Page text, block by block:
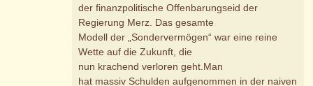
der finanzpolitische Offenbarungseid der
Regierung Merz. Das gesamte
Modell der „Sondervermögen“ war eine reine
Wette auf die Zukunft, die
nun krachend verloren geht.Man
hat massiv Schulden aufgenommen in der naiven